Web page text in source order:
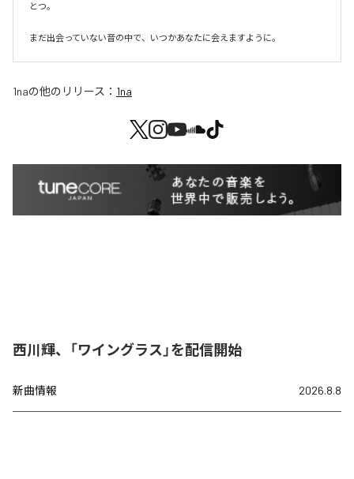
とつ。
まだ出会っていない音の中で、いつかあなたに会えますように。
1naの他のリリース： 1na
西川輝、「ワイングラス」を配信開始
新曲情報 2026.8.8